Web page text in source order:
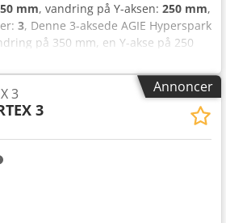
mm, vandring på Y-aksen: 250 mm,
3, Denne 3-aksede AGIE Hyperspark
på 350 mm, en Y-akse på 250
og inkluderer en EROWA
Hvis du leder efter højtydende
vi har til salg. Kontakt os for
med 60 ITS 148 pladser og 240 ITS
Annoncer
3
3